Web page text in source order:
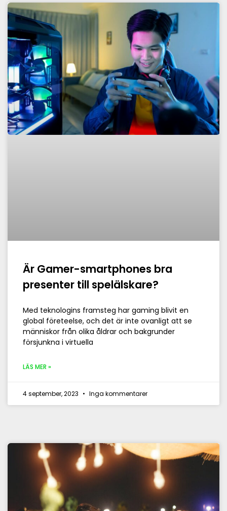
Är Gamer-smartphones bra
presenter till spelälskare?
Med teknologins framsteg har gaming blivit en
global företeelse, och det är inte ovanligt att se
människor från olika åldrar och bakgrunder
försjunkna i virtuella
LÄS MER »
4 september, 2023 Inga kommentarer